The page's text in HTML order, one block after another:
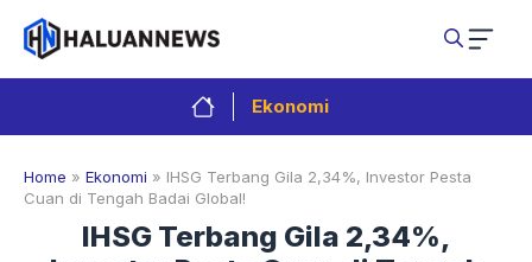
Langsung
isi
Ekonomi
Home » Ekonomi » IHSG Terbang Gila 2,34%, Investor Pesta
Cuan di Tengah Badai Global!
IHSG Terbang Gila 2,34%,